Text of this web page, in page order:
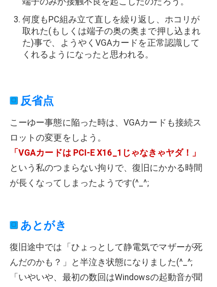
何度もPC組み立て直しを繰り返し、ホコリが
取れた(もしくは端子の奥の奥まで押し込まれ
た)事で、ようやくVGAカードを正常認識して
くれるようになったと思われる。
反省点
こーゆー事態に陥った時は、VGAカードも接続ス
ロットの変更をしよう。
「VGAカードは PCI-E X16_1じゃなきゃヤダ！」
という私のつまらない拘りで、復旧にかかる時間
が長くなってしまったようです(^_^;
あとがき
復旧途中では「ひょっとして静電気でマザーが死
んだのかも？」と半泣き状態になりました(^_^;
「いやいや、最初の数回はWindowsの起動音が聞